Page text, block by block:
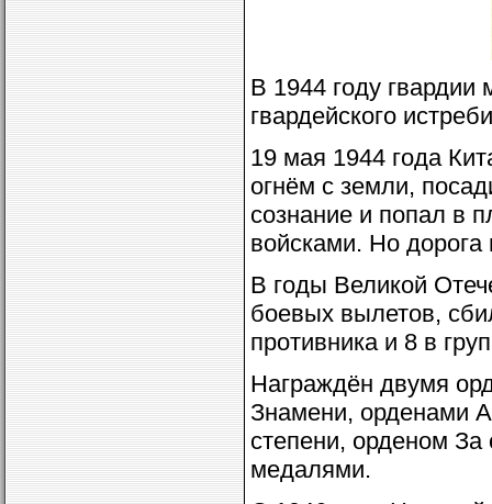
В 1944 году гвардии
гвардейского
19 мая 1944 года
огнём с земли,
сознание и попал в
войсками. Но
В годы Великой
боевых вылетов,
противника и 8 в
Награждён двумя
Знамени, орденами
степени, орденом
медалями.